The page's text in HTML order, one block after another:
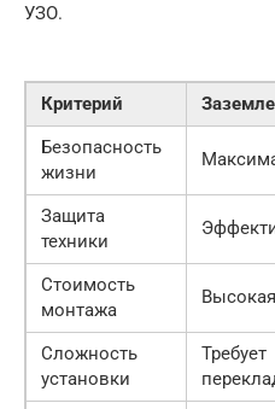
УЗО.
Критерий
Безопасность
жизни
Защита
техники
Стоимость
монтажа
Высокая
Сложность
установки
Требует